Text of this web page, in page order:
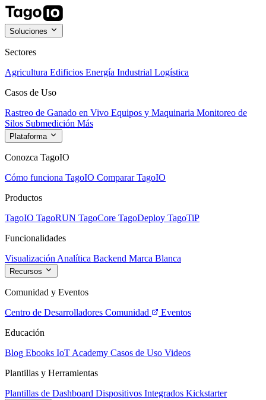
Soluciones
Sectores
Agricultura Edificios Energía Industrial Logística
Casos de Uso
Rastreo de Ganado en Vivo Equipos y Maquinaria Monitoreo de
Silos Submedición Más
Plataforma
Conozca TagoIO
Cómo funciona TagoIO Comparar TagoIO
Productos
TagoIO TagoRUN TagoCore TagoDeploy TagoTiP
Funcionalidades
Visualización Analítica Backend Marca Blanca
Recursos
Comunidad y Eventos
Centro de Desarrolladores Comunidad
Eventos
Educación
Blog Ebooks IoT Academy Casos de Uso Videos
Plantillas y Herramientas
Plantillas de Dashboard Dispositivos Integrados Kickstarter